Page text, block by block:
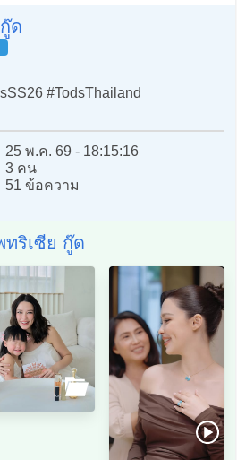
ด
#TodsThailand
25 พ.ค. 69 - 18:15:16
3 คน
51 ข้อความ
ทริเซีย กู๊ด